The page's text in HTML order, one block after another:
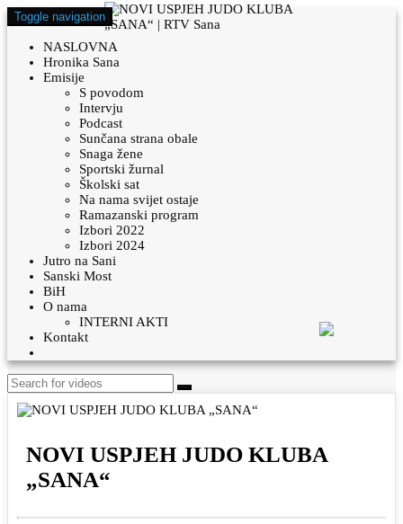
Toggle navigation
NASLOVNA
Hronika Sana
Emisije
S povodom
Intervju
Podcast
Sunčana strana obale
Snaga žene
Sportski žurnal
Školski sat
Na nama svijet ostaje
Ramazanski program
Izbori 2022
Izbori 2024
Jutro na Sani
Sanski Most
BiH
O nama
INTERNI AKTI
Kontakt
NOVI USPJEH JUDO KLUBA
„SANA“